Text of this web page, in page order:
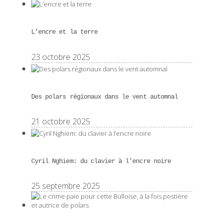
L’encre et la terre
23 octobre 2025
Des polars régionaux dans le vent automnal
21 octobre 2025
Cyril Nghiem: du clavier à l’encre noire
25 septembre 2025